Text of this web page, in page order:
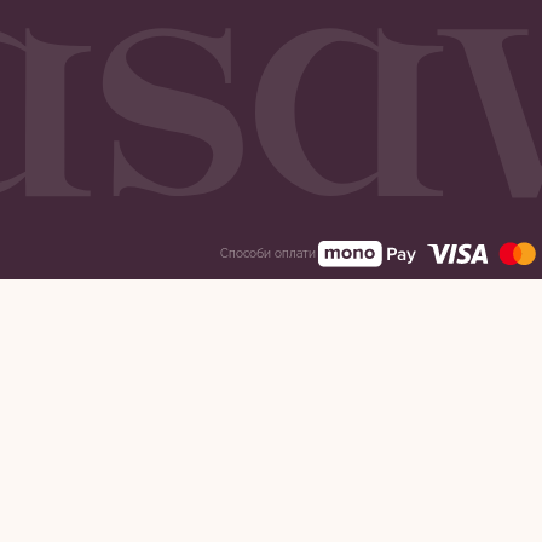
Способи оплати